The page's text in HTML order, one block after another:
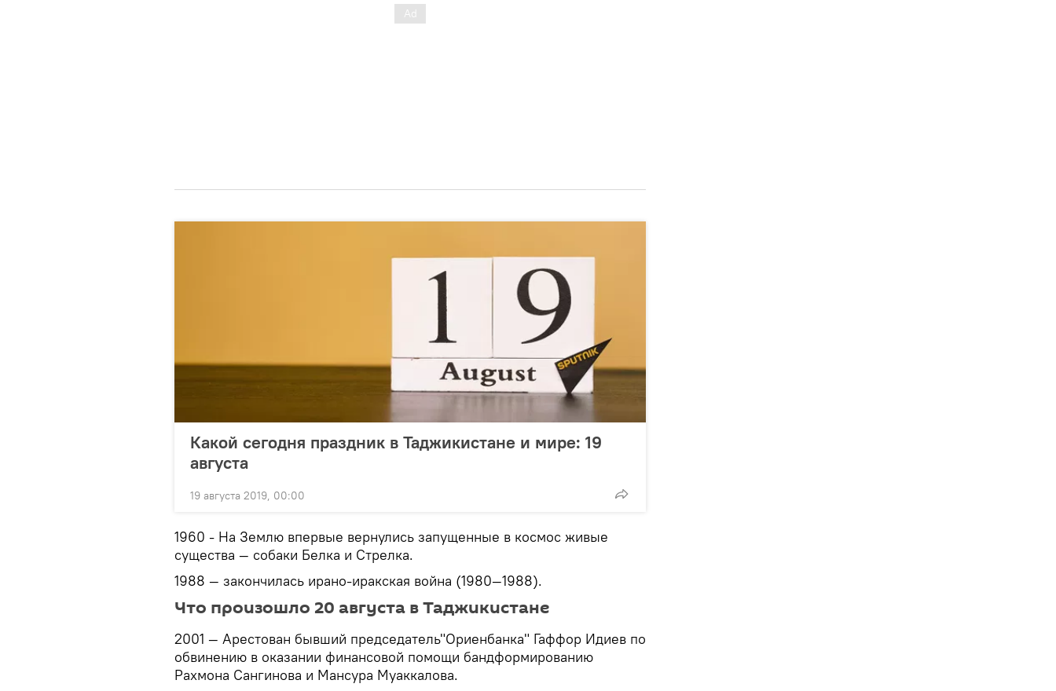
Какой сегодня праздник в Таджикистане и мире: 19
августа
19 августа 2019, 00:00
1960 - На Землю впервые вернулись запущенные в космос живые
существа — собаки Белка и Стрелка.
1988 — закончилась ирано-иракская война (1980—1988).
Что произошло 20 августа в Таджикистане
2001 — Арестован бывший председатель"Ориенбанка" Гаффор Идиев по
обвинению в оказании финансовой помощи бандформированию
Рахмона Сангинова и Мансура Муаккалова.